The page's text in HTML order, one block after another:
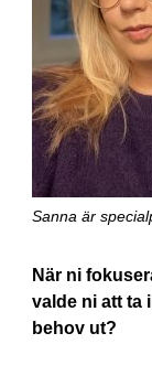
Sanna är
När ni
valde ni att ta
behov ut?